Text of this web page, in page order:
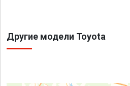
Другие модели Toyota